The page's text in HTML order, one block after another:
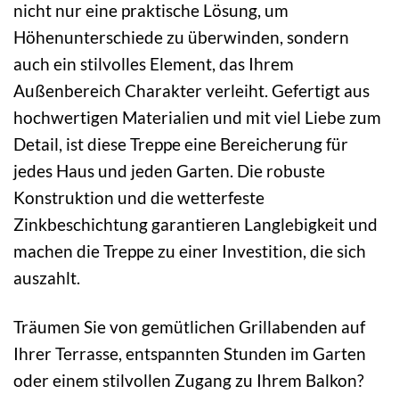
nicht nur eine praktische Lösung, um
Höhenunterschiede zu überwinden, sondern
auch ein stilvolles Element, das Ihrem
Außenbereich Charakter verleiht. Gefertigt aus
hochwertigen Materialien und mit viel Liebe zum
Detail, ist diese Treppe eine Bereicherung für
jedes Haus und jeden Garten. Die robuste
Konstruktion und die wetterfeste
Zinkbeschichtung garantieren Langlebigkeit und
machen die Treppe zu einer Investition, die sich
auszahlt.
Träumen Sie von gemütlichen Grillabenden auf
Ihrer Terrasse, entspannten Stunden im Garten
oder einem stilvollen Zugang zu Ihrem Balkon?